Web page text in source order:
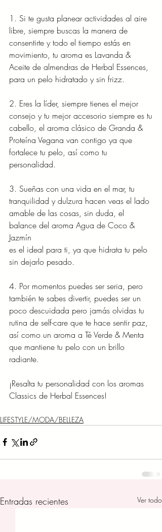
1. Si te gusta planear actividades al aire
libre, siempre buscas la manera de
consentirte y todo el tiempo estás en
movimiento, tu aroma es Lavanda &
Aceite de almendras de Herbal Essences,
para un pelo hidratado y sin frizz.
2. Eres la líder, siempre tienes el mejor
consejo y tu mejor accesorio siempre es tu
cabello, el aroma clásico de Granda &
Proteína Vegana van contigo ya que
fortalece tu pelo, así como tu
personalidad.
3. Sueñas con una vida en el mar, tu
tranquilidad y dulzura hacen veas el lado
amable de las cosas, sin duda, el
balance del aroma Agua de Coco &
Jazmín
es el ideal para ti, ya que hidrata tu pelo
sin dejarlo pesado.
4. Por momentos puedes ser seria, pero
también te sabes divertir, puedes ser un
poco descuidada pero jamás olvidas tu
rutina de self-care que te hace sentir paz,
así como un aroma a Té Verde & Menta
que mantiene tu pelo con un brillo
radiante.
¡Resalta tu personalidad con los aromas
Classics de Herbal Essences!
LIFESTYLE/MODA/BELLEZA
Entradas recientes Ver todo